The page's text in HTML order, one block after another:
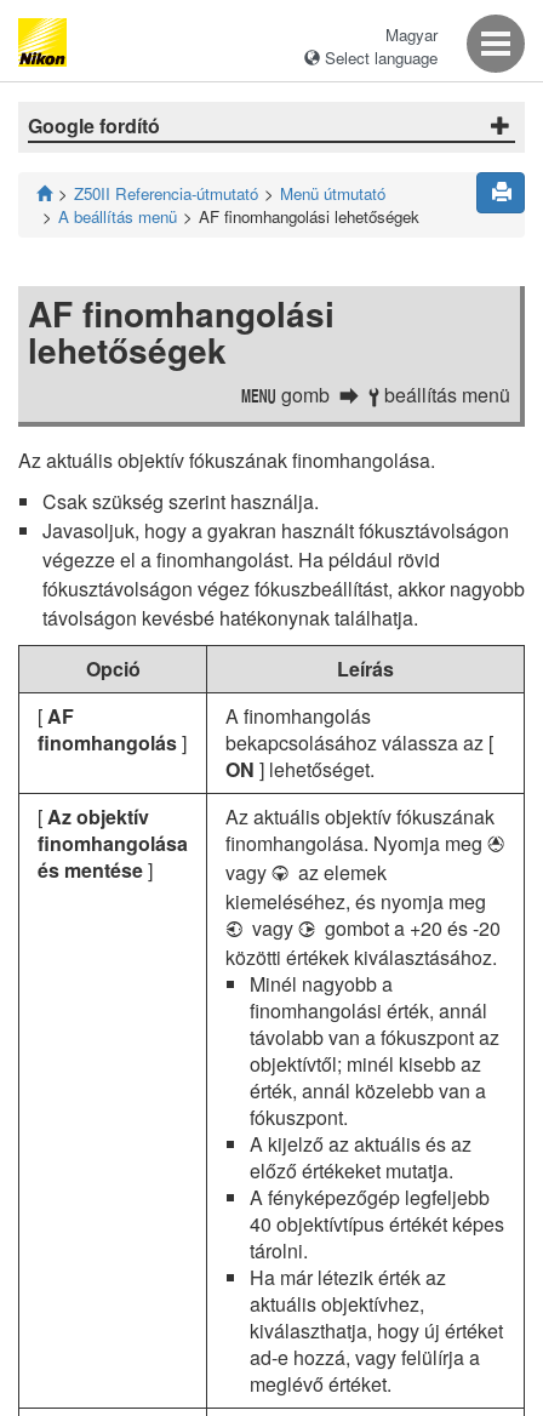
Magyar
Select language
Google fordító
Z50II Referencia-útmutató
Menü útmutató
A beállítás menü
AF finomhangolási lehetőségek
AF finomhangolási
lehetőségek
G gomb B beállítás menü
Az aktuális objektív fókuszának finomhangolása.
Csak szükség szerint használja.
Javasoljuk, hogy a gyakran használt fókusztávolságon
végezze el a finomhangolást. Ha például rövid
fókusztávolságon végez fókuszbeállítást, akkor nagyobb
távolságon kevésbé hatékonynak találhatja.
Opció
Leírás
[AF
finomhangolás]
A finomhangolás
bekapcsolásához válassza az [
ON ] lehetőséget.
[Az objektív
finomhangolása
és mentése]
Az aktuális objektív fókuszának
finomhangolása. Nyomja meg 1
vagy 3 az elemek
kiemeléséhez, és nyomja meg
4 vagy 2 gombot a +20 és -20
közötti értékek kiválasztásához.
Minél nagyobb a
finomhangolási érték, annál
távolabb van a fókuszpont az
objektívtől; minél kisebb az
érték, annál közelebb van a
fókuszpont.
A kijelző az aktuális és az
előző értékeket mutatja.
A fényképezőgép legfeljebb
40 objektívtípus értékét képes
tárolni.
Ha már létezik érték az
aktuális objektívhez,
kiválaszthatja, hogy új értéket
ad-e hozzá, vagy felülírja a
meglévő értéket.